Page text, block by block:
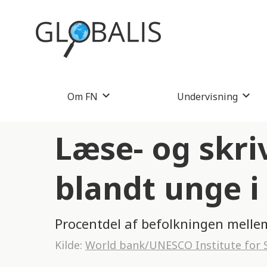
Om FN Undervisning
Læse- og
blandt unge
Procentdel af befolkningen
Kilde: World bank/UNESCO Institute for